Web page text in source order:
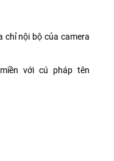
chỉ nội bộ của camera
với cú pháp tên